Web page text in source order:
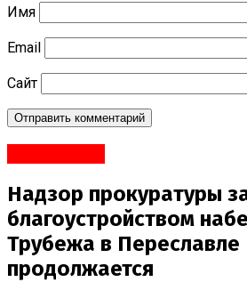
Имя
Email
Сайт
Надзор прокуратуры
благоустройством
Трубежа в Переславле
продолжается